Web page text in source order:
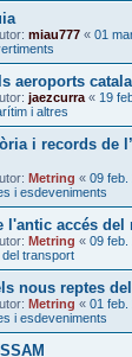
miau777 « 01
aeroports
jaezcurra « 19
i altres
i records de
Metring « 09 feb.
i esdeveniments
l'antic accés del
Metring « 09 feb.
del transport
nous reptes
Metring « 01 feb.
i esdeveniments